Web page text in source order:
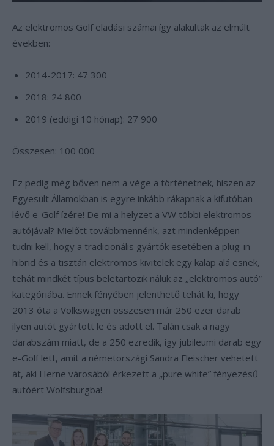
Az elektromos Golf eladási számai így alakultak az elmúlt
években:
2014-2017: 47 300
2018: 24 800
2019 (eddigi 10 hónap): 27 900
Összesen: 100 000
Ez pedig még bőven nem a vége a történetnek, hiszen az
Egyesült Államokban is egyre inkább rákapnak a kifutóban
lévő e-Golf ízére! De mi a helyzet a VW többi elektromos
autójával? Mielőtt továbbmennénk, azt mindenképpen
tudni kell, hogy a tradicionális gyártók esetében a plug-in
hibrid és a tisztán elektromos kivitelek egy kalap alá esnek,
tehát mindkét típus beletartozik náluk az „elektromos autó”
kategóriába. Ennek fényében jelenthető tehát ki, hogy
2013 óta a Volkswagen összesen már 250 ezer darab
ilyen autót gyártott le és adott el. Talán csak a nagy
darabszám miatt, de a 250 ezredik, így jubileumi darab egy
e-Golf lett, amit a németországi Sandra Fleischer vehetett
át, aki Herne városából érkezett a „pure white” fényezésű
autóért Wolfsburgba!